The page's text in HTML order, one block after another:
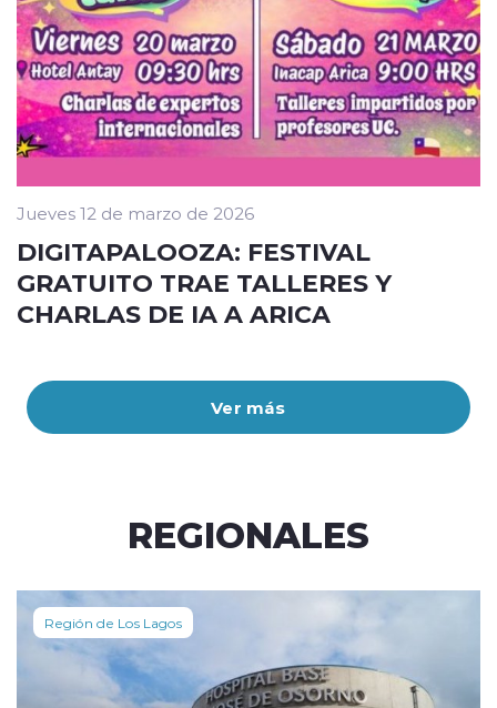
Ver más
Jueves 12 de marzo de 2026
DIGITAPALOOZA: FESTIVAL
GRATUITO TRAE TALLERES Y
CHARLAS DE IA A ARICA
REGIONALES
Región de Los Lagos